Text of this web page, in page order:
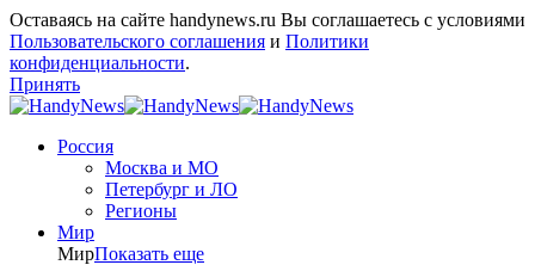
Оставаясь на сайте handynews.ru Вы соглашаетесь с условиями
Пользовательского соглашения и Политики
конфиденциальности.
Принять
Россия
Москва и МО
Петербург и ЛО
Регионы
Мир
МирПоказать еще